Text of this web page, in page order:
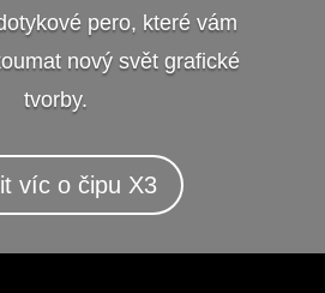
pero, které vám
nový svět grafické
tvorby.
víc o čipu X3